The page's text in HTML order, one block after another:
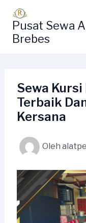
kontenPusat Sewa
Brebes
Sewa
Terbaik
Kersana
Oleh